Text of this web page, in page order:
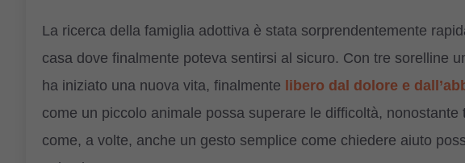
La ricerca della famiglia adottiva è stata sorprendentemente
casa dove finalmente poteva sentirsi al sicuro. Con tre sorelline
ha iniziato una nuova vita, finalmente libero dal dolore e
come un piccolo animale possa superare le difficoltà,
come, a volte, anche un gesto semplice come chiedere aiuto